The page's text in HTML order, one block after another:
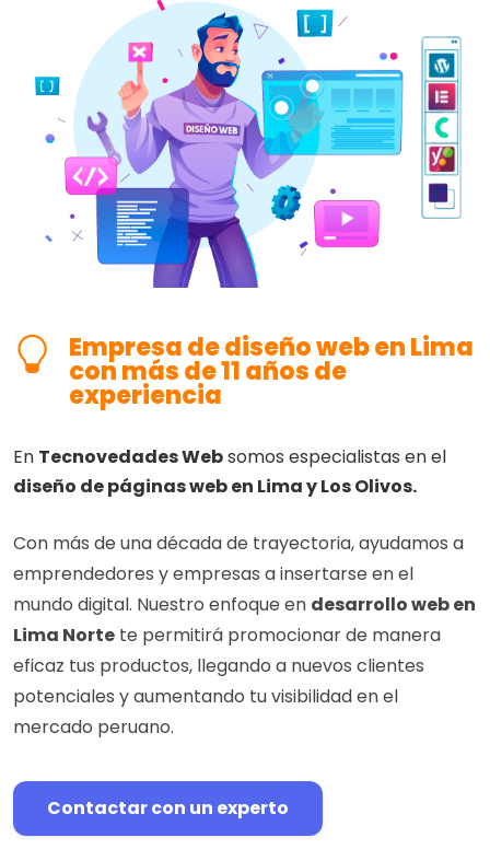
Empresa de diseño web en Lima
con más de 11 años de
experiencia
En Tecnovedades Websomos especialistas en el
diseño de páginas web en Lima y Los Olivos.
Con más de una década de trayectoria, ayudamos a
emprendedores y empresas a insertarse en el
mundo digital. Nuestro enfoque en desarrollo web en
Lima Norte te permitirá promocionar de manera
eficaz tus productos, llegando a nuevos clientes
potenciales y aumentando tu visibilidad en el
mercado peruano.
Contactar con un experto